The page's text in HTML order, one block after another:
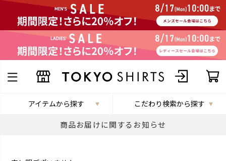
アイテムから探す こだわり検索から探す
商品お届けに関するお知らせ